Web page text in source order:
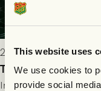
This website uses
We use cookies to
provide social
2026-07-22 19:00
Truppen till GAIS -
Imorgon torsdag